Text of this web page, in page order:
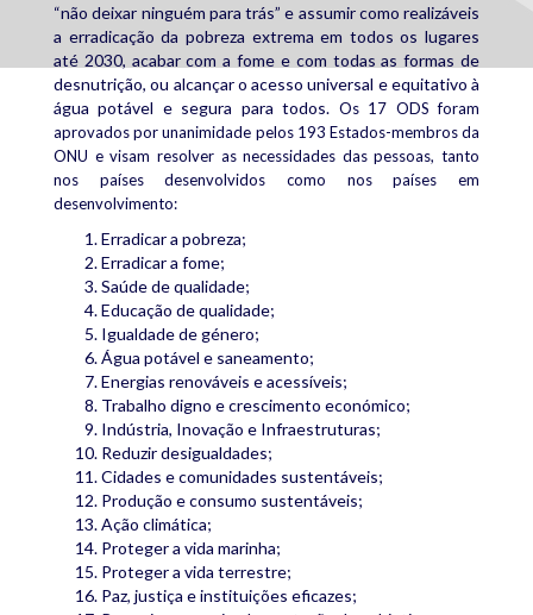
“não deixar ninguém para trás” e assumir como realizáveis
a erradicação da pobreza extrema em todos os lugares
até 2030, acabar com a fome e com todas as formas de
desnutrição, ou alcançar o acesso universal e equitativo à
água potável e segura para todos. Os 17 ODS foram
aprovados por unanimidade pelos 193 Estados-membros da
ONU e visam resolver as necessidades das pessoas, tanto
nos países desenvolvidos como nos países em
desenvolvimento:
Erradicar a pobreza;
Erradicar a fome;
Saúde de qualidade;
Educação de qualidade;
Igualdade de género;
Água potável e saneamento;
Energias renováveis e acessíveis;
Trabalho digno e crescimento económico;
Indústria, Inovação e Infraestruturas;
Reduzir desigualdades;
Cidades e comunidades sustentáveis;
Produção e consumo sustentáveis;
Ação climática;
Proteger a vida marinha;
Proteger a vida terrestre;
Paz, justiça e instituições eficazes;